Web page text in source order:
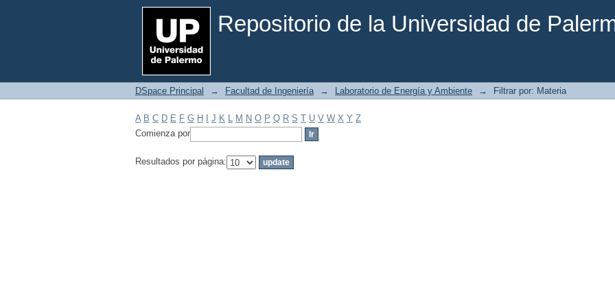
Repositorio de la Universidad de
Filtrar por: Materia
DSpace Principal → Facultad de Ingeniería → Laboratorio de Energía y Ambiente → Filtrar por: Materia
A B C D E F G H J K L M N O P Q R S T U V W X Y Z
Comienza por
Resultados por página: